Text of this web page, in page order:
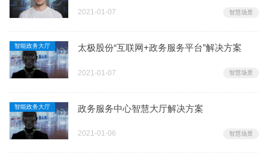
2021-01-07 智慧场景
智能政务大厅 太极股份“互联网+政务服务平台”解决方案
2021-01-07 智慧场景
智能政务大厅 政务服务中心智慧大厅解决方案
2021-01-06 智慧场景